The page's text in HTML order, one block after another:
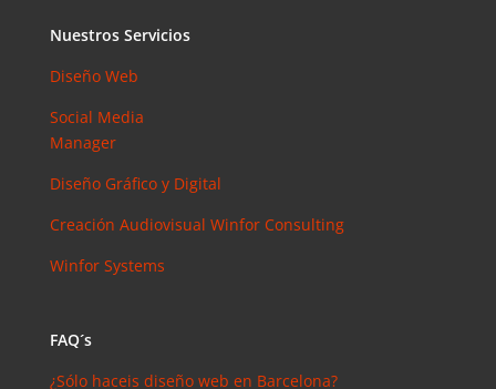
Canal con
Coment
arios
reciente
Mcgregor
¿para qué
Nuestros Servicios
Diseño Web
Social Media
Manager
Diseño Gráfico y Digital
Creación Audiovisual Winfor Consulting
Winfor Systems
FAQ´s
¿Sólo haceis diseño web en Barcelona?